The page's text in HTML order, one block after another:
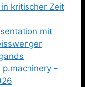
kritischer Zeit
mit
–